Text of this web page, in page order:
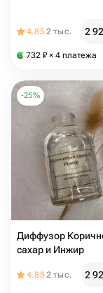
4.852 тыс. 2
732 ₽ × 4 платежа
-25%
Диффузор
сахар и Инжир
4.852 тыс. 2